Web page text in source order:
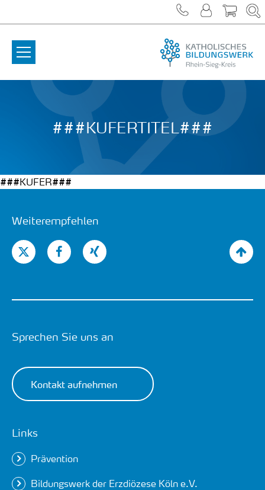
###KUFERTITEL###
###KUFER###
Weiterempfehlen
Sprechen Sie uns an
Kontakt aufnehmen
Links
Prävention
Bildungswerk der Erzdiözese Köln e.V.